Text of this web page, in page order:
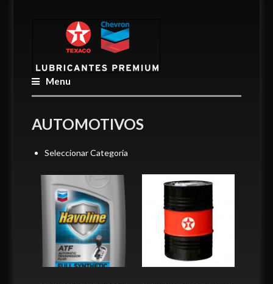
Menu
AUTOMOTIVOS
Seleccionar Categoría